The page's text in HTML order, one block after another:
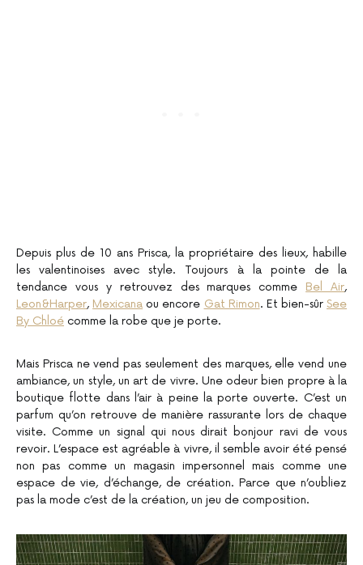
Depuis plus de 10 ans Prisca, la propriétaire des lieux, habille
les valentinoises avec style. Toujours à la pointe de la
tendance vous y retrouvez des marques comme Bel Air,
Leon&Harper, Mexicana ou encore Gat Rimon. Et bien-sûr See
By Chloé comme la robe que je porte.
Mais Prisca ne vend pas seulement des marques, elle vend une
ambiance, un style, un art de vivre. Une odeur bien propre à la
boutique flotte dans l’air à peine la porte ouverte. C’est un
parfum qu’on retrouve de manière rassurante lors de chaque
visite. Comme un signal qui nous dirait bonjour ravi de vous
revoir. L’espace est agréable à vivre, il semble avoir été pensé
non pas comme un magasin impersonnel mais comme une
espace de vie, d’échange, de création. Parce que n’oubliez
pas la mode c’est de la création, un jeu de composition.